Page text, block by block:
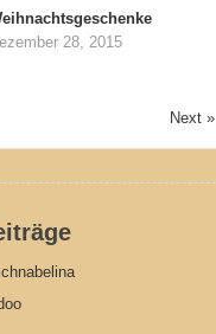
28, 2015
Next »